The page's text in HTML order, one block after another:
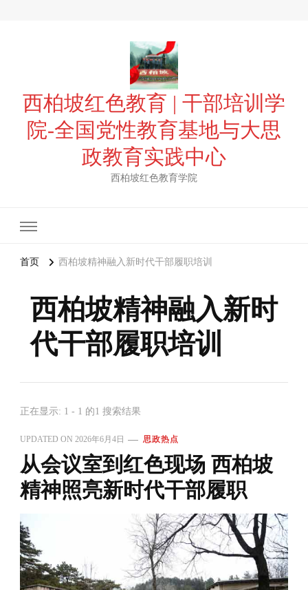
西柏坡红色教育 | 干部培训学
院-全国党性教育基地与大思
政教育实践中心
西柏坡红色教育学院
首页 西柏坡精神融入新时代干部履职培训
西柏坡精神融入新时
代干部履职培训
正在显示: 1 - 1 的1 搜索结果
UPDATED ON 2026年6月4日 思政热点
从会议室到红色现场 西柏坡
精神照亮新时代干部履职